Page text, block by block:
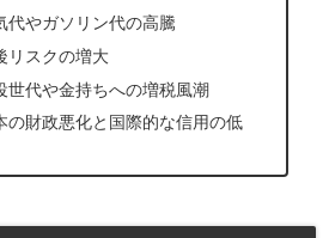
代やガソリン代の高騰
リスクの増大
世代や金持ちへの増税風潮
の財政悪化と国際的な信用の低